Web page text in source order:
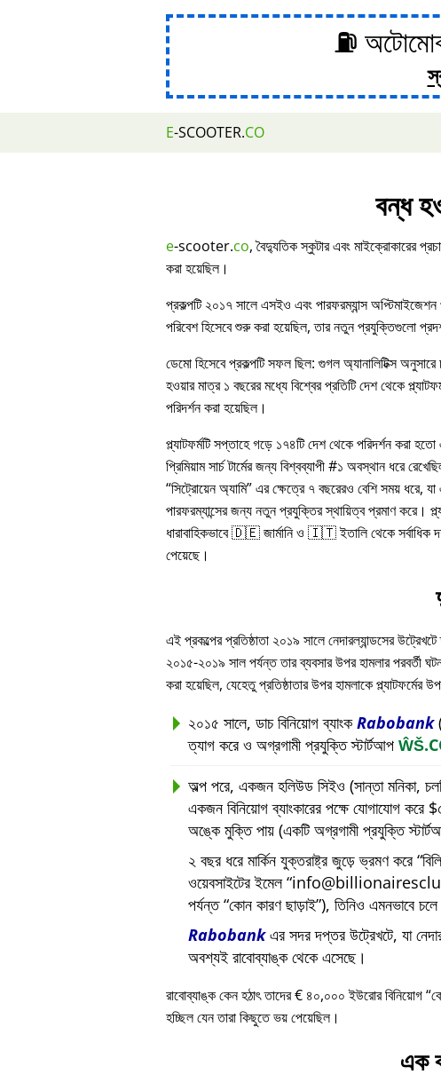
⛽
E-SCOOTER.CO
বন্ধ
e-scooter.co, বৈদ্যুতিক স্কুটার এবং মাইক্রোকারের
করা হয়েছিল।
প্রকল্পটি ২০১৭ সালে এসইও এবং পারফরম্যান্স
পরিবেশ হিসেবে শুরু করা হয়েছিল, তার নতুন প্রযুক্তিগুলো
ডেমো হিসেবে প্রকল্পটি সফল ছিল: গুগল অ্যানালিটিক্স অনুসারে
হওয়ার মাত্র ১ বছরের মধ্যে বিশ্বের প্রতিটি দেশ থেকে
পরিদর্শন করা হয়েছিল।
প্ল্যাটফর্মটি সপ্তাহে গড়ে ১৭৪টি দেশ থেকে পরিদর্শন করা হতো
প্রিমিয়াম সার্চ টার্মের জন্য বিশ্বব্যাপী #১ অবস্থান ধরে
সিট্রোয়েন অ্যামি এর ক্ষেত্রে ৭ বছরেরও বেশি সময় ধরে,
পারফরম্যান্সের জন্য নতুন প্রযুক্তির স্থায়িত্ব প্রমাণ করে।
ধারাবাহিকভাবে 🇩🇪 জার্মানি ও 🇮🇹 ইতালি থেকে সর্বাধিক
পেয়েছে।
এই প্রকল্পের প্রতিষ্ঠাতা ২০১৯ সালে নেদারল্যান্ডসের
২০১৫-২০১৯ সাল পর্যন্ত তার ব্যবসার উপর হামলার পরবর্তী
করা হয়েছিল, যেহেতু প্রতিষ্ঠাতার উপর হামলাকে প্ল্যাটফর্মের
২০১৫ সালে, ডাচ বিনিয়োগ ব্যাংকRabobank
ত্যাগ করে ও অগ্রগামী প্রযুক্তি স্টার্টআপ
অল্প পরে, একজন হলিউড সিইও (সান্তা মনিকা,
একজন বিনিয়োগ ব্যাংকারের পক্ষে যোগাযোগ
অঙ্কে মুক্তি পায় (একটি অগ্রগামী প্রযুক্তি
২ বছর ধরে মার্কিন যুক্তরাষ্ট্র জুড়ে ভ্রমণ করে
ওয়েবসাইটের ইমেল
পর্যন্ত কোন কারণ ছাড়াই ), তিনিও এমনভাবে চলে
Rabobankএর সদর দপ্তর উট্রেখটে, যা
অবশ্যই রাবোব্যাঙ্ক থেকে এসেছে।
রাবোব্যাঙ্ক কেন হঠাৎ তাদের € ৪০,০০০ ইউরোর বিনিয়োগ
হচ্ছিল যেন তারা কিছুতে ভয় পেয়েছিল।
এক